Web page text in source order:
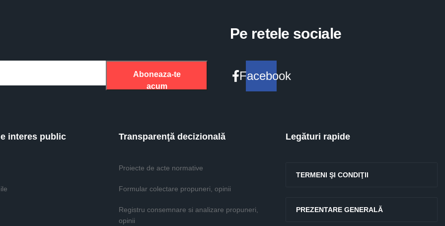
Aboneaza-te
acum
Pe retele sociale
Facebook
interes public Transparenţă decizională
Proiecte de acte normative
Formular colectare propuneri, opinii
Registru consemnare si analizare propuneri,
opinii
Legături rapide
TERMENI ŞI CONDIŢII
PREZENTARE GENERALĂ